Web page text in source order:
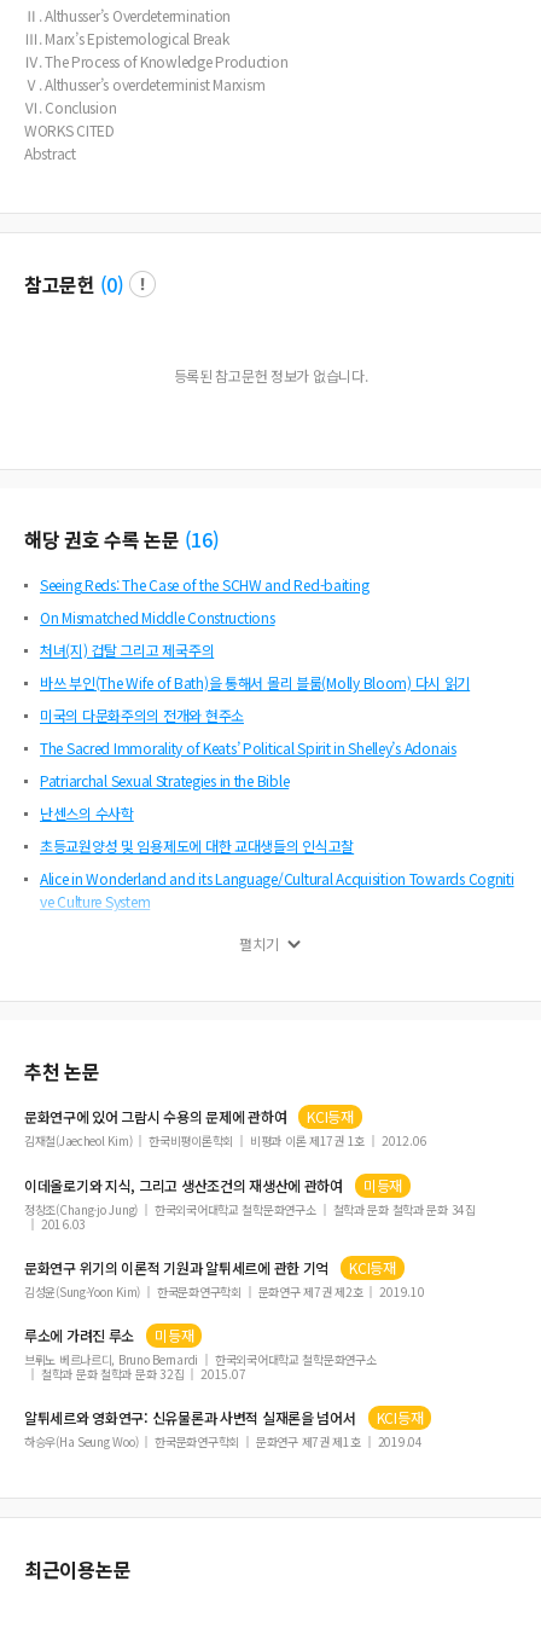
Ⅱ. Althusser’s Overdetermination
Ⅲ. Marx’s Epistemological Break
Ⅳ. The Process of Knowledge Production
Ⅴ. Althusser’s overdeterminist Marxism
Ⅵ. Conclusion
WORKS CITED
Abstract
참고문헌 (0)
등록된 참고문헌 정보가 없습니다.
해당 권호 수록 논문 (16)
Seeing Reds: The Case of the SCHW and Red-baiting
On Mismatched Middle Constructions
처녀(지) 겁탈 그리고 제국주의
바쓰 부인(The Wife of Bath)을 통해서 몰리 블룸(Molly Bloom) 다시 읽기
미국의 다문화주의의 전개와 현주소
The Sacred Immorality of Keats’ Political Spirit in Shelley’s Adonais
Patriarchal Sexual Strategies in the Bible
난센스의 수사학
초등교원양성 및 임용제도에 대한 교대생들의 인식고찰
Alice in Wonderland and its Language/Cultural Acquisition Towards Cogniti
ve Culture System
Louis Althusser: Beyond and Within Reductionism
A Lacanian Approach to the Other in Willa Cather’s O Pioneers! and My Anto
공명의 미학: 코울리지의 “생각 속의 리듬”
초등학생의 영어 연어(collocation)활용과 문자언어학습 및 영어학습태도
펼치기
추천 논문
문화연구에 있어 그람시 수용의 문제에 관하여 KCI등재
김재철(Jaecheol Kim) 한국비평이론학회 비평과 이론 제17권 1호 2012.06
이데올로기와 지식, 그리고 생산조건의 재생산에 관하여 미등재
정창조(Chang-jo Jung) 한국외국어대학교 철학문화연구소
철학과 문화 철학과 문화 34집
2016.03
문화연구 위기의 이론적 기원과알튀세르에 관한 기억 KCI등재
김성윤(Sung-Yoon Kim) 한국문화연구학회 문화연구 제7권 제2호 2019.10
루소에 가려진 루소 미등재
브뤼노 베르나르디, Bruno Bernardi
한국외국어대학교 철학문화연구소
철학과 문화 철학과 문화 32집
2015.07
알튀세르와 영화연구: 신유물론과 사변적 실재론을 넘어서 KCI등재
하승우(Ha Seung Woo) 한국문화연구학회 문화연구 제7권 제1호 2019.04
최근이용논문